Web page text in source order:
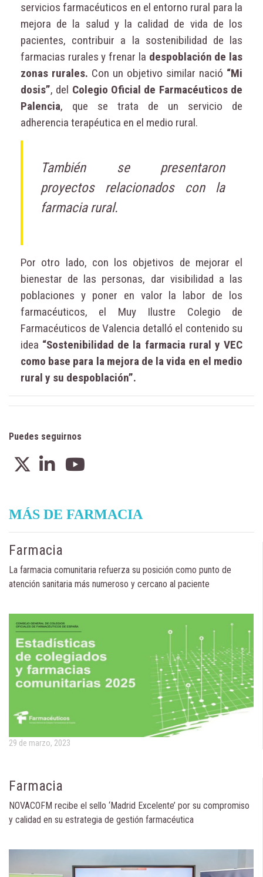
servicios farmacéuticos en el entorno rural para la
mejora de la salud y la calidad de vida de los
pacientes, contribuir a la sostenibilidad de las
farmacias rurales y frenar la despoblación de las
zonas rurales. Con un objetivo similar nació “Mi
dosis”, del Colegio Oficial de Farmacéuticos de
Palencia, que se trata de un servicio de
adherencia terapéutica en el medio rural.
También se presentaron
proyectos relacionados con la
farmacia rural.
Por otro lado, con los objetivos de mejorar el
bienestar de las personas, dar visibilidad a las
poblaciones y poner en valor la labor de los
farmacéuticos, el Muy Ilustre Colegio de
Farmacéuticos de Valencia detalló el contenido su
idea “Sostenibilidad de la farmacia rural y VEC
como base para la mejora de la vida en el medio
rural y su despoblación”.
Puedes seguirnos
MÁS DE FARMACIA
Farmacia
La farmacia comunitaria refuerza su posición como punto de
atención sanitaria más numeroso y cercano al paciente
29 de marzo, 2023
Farmacia
NOVACOFM recibe el sello ‘Madrid Excelente’ por su compromiso
y calidad en su estrategia de gestión farmacéutica